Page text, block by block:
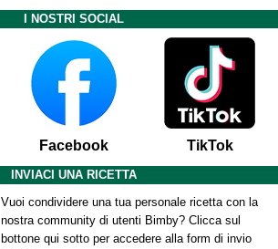
I NOSTRI SOCIAL
Facebook TikTok
INVIACI UNA RICETTA
Vuoi condividere una tua personale ricetta con la
nostra community di utenti Bimby? Clicca sul
bottone qui sotto per accedere alla form di invio